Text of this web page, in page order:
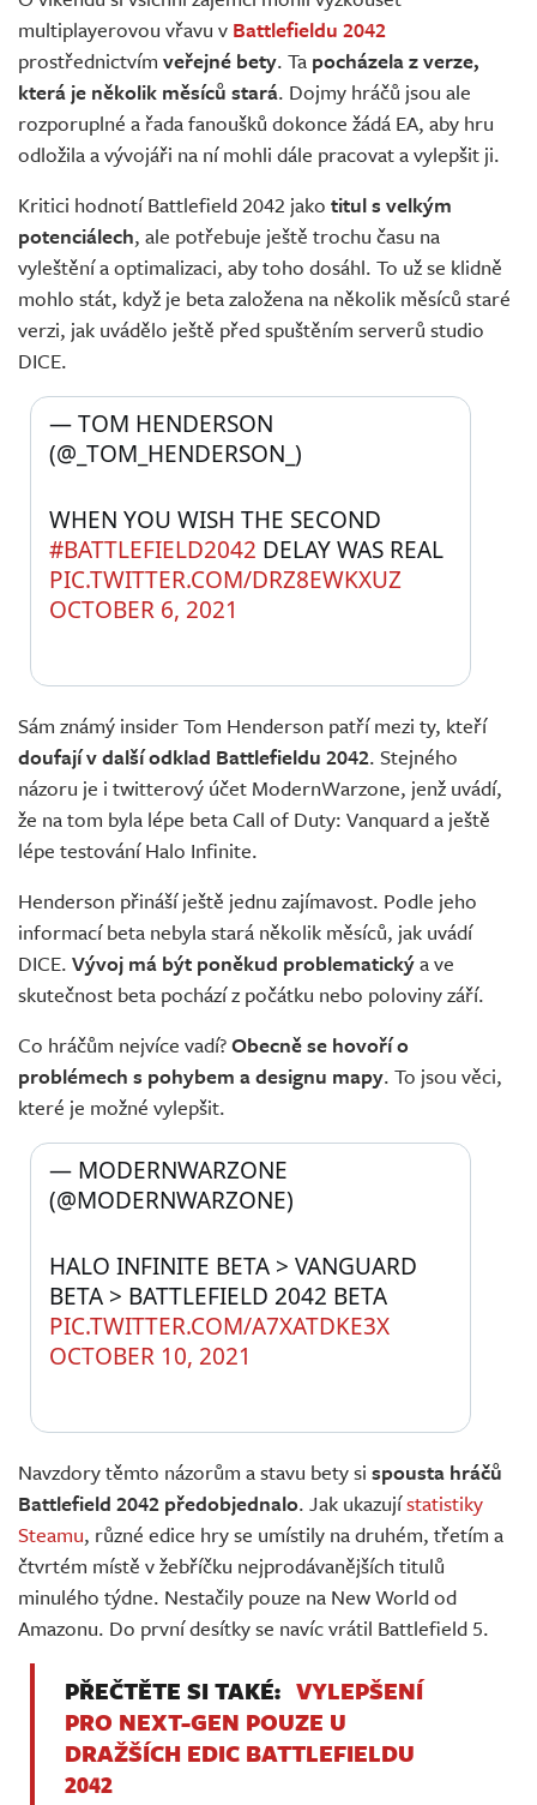
Živě
multiplayerovou vřavu v Battlefieldu 2042
prostřednictvím veřejné bety. Ta pocházela z verze,
která je několik měsíců stará. Dojmy hráčů jsou ale
rozporuplné a řada fanoušků dokonce žádá EA, aby hru
odložila a vývojáři na ní mohli dále pracovat a vylepšit ji.
Kritici hodnotí Battlefield 2042 jako titul s velkým
potenciálech, ale potřebuje ještě trochu času na
vyleštění a optimalizaci, aby toho dosáhl. To už se klidně
mohlo stát, když je beta založena na několik měsíců staré
verzi, jak uvádělo ještě před spuštěním serverů studio
DICE.
#BATTLEFIELD2042
PIC.TWITTER.COM/DRZ8EWKXUZ
— TOM HENDERSON
(@_TOM_HENDERSON_)
OCTOBER 6, 2021
Sám známý insider Tom Henderson patří mezi ty, kteří
doufají v další odklad Battlefieldu 2042. Stejného
názoru je i twitterový účet ModernWarzone, jenž uvádí,
že na tom byla lépe beta Call of Duty: Vanquard a ještě
lépe testování Halo Infinite.
Henderson přináší ještě jednu zajímavost. Podle jeho
informací beta nebyla stará několik měsíců, jak uvádí
DICE. Vývoj má být poněkud problematickýa ve
skutečnost beta pochází z počátku nebo poloviny září.
Co hráčům nejvíce vadí?Obecně se hovoří o
problémech s pohybem a designu mapy. To jsou věci,
které je možné vylepšit.
HALO INFINITE BETA > VANGUARD
PIC.TWITTER.COM/A7XATDKE3X
— MODERNWARZONE
(@MODERNWARZONE)
OCTOBER 10, 2021
Navzdory těmto názorům a stavu bety si spousta hráčů
Battlefield 2042 předobjednalo. Jak ukazujístatistiky
Steamu, různé edice hry se umístily na druhém, třetím a
čtvrtém místě v žebříčku nejprodávanějších titulů
minulého týdne. Nestačily pouze na New World od
Amazonu. Do první desítky se navíc vrátil Battlefield 5.
PŘEČTĚTE SI TAKÉ: VYLEPŠENÍ
PRO NEXT-GEN POUZE U
DRAŽŠÍCH EDIC BATTLEFIELDU
2042